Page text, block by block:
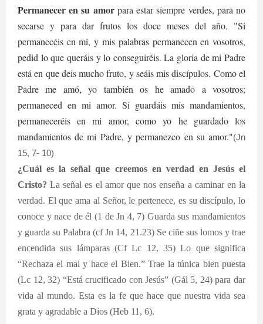
Permanecer en su amorpara estar siempre verdes, para no
secarse y para dar frutos los doce meses del año. "Si
permanecéis en mí, y mis palabras permanecen en vosotros,
pedid lo que queráis y lo conseguiréis. La gloria de mi Padre
está en que deis mucho fruto, y seáis mis discípulos. Como el
Padre me amó, yo también os he amado a vosotros;
permaneced en mi amor. Si guardáis mis mandamientos,
permaneceréis en mi amor, como yo he guardado los
mandamientos de mi Padre, y permanezco en su amor."(Jn
15, 7- 10)
¿Cuál es la señal que creemos en verdad en Jesús el
Cristo?La señal es el amor que nos enseña a caminar en la
verdad. El que ama al Señor, le pertenece, es su discípulo, lo
conoce y nace de él (1 de Jn 4, 7) Guarda sus mandamientos
y guarda su Palabra (cf Jn 14, 21.23) Se ciñe sus lomos y trae
encendida sus lámparas (Cf Lc 12, 35) Lo que significa
“Rechaza el mal y hace el Bien.” Trae la túnica bien puesta
(Lc 12, 32) “Está crucificado con Jesús” (Gál 5, 24) para dar
vida al mundo. Esta es la fe que hace que nuestra vida sea
grata y agradable a Dios (Heb 11, 6).